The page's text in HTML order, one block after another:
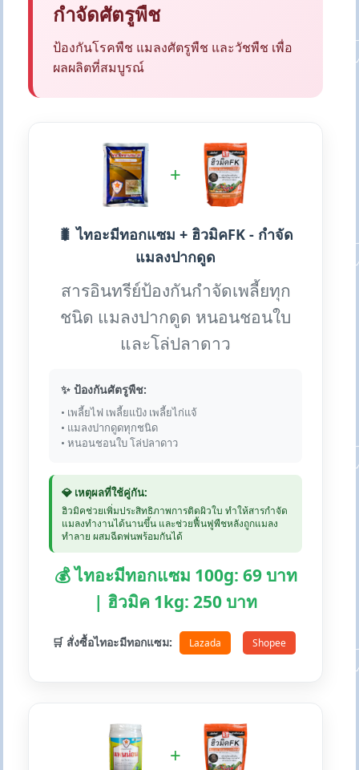
กำจัดศัตรูพืช
ป้องกันโรคพืช แมลงศัตรูพืช และวัชพืช เพื่อ
ผลผลิตที่สมบูรณ์
+
🐛 ไทอะมีทอกแซม + ฮิวมิคFK - กำจัด
แมลงปากดูด
สารอินทรีย์ป้องกันกำจัดเพลี้ยทุก
ชนิด แมลงปากดูด หนอนชอนใบ
และโล่ปลาดาว
✨ ป้องกันศัตรูพืช:
• เพลี้ยไฟ เพลี้ยแป้ง เพลี้ยไก่แจ้
• แมลงปากดูดทุกชนิด
• หนอนชอนใบ โล่ปลาดาว
💎 เหตุผลที่ใช้คู่กัน:
ฮิวมิคช่วยเพิ่มประสิทธิภาพการติดผิวใบ ทำให้สารกำจัด
แมลงทำงานได้นานขึ้น และช่วยฟื้นฟูพืชหลังถูกแมลง
ทำลาย ผสมฉีดพ่นพร้อมกันได้
💰 ไทอะมีทอกแซม 100g: 69 บาท
| ฮิวมิค 1kg: 250 บาท
🛒 สั่งซื้อไทอะมีทอกแซม: Lazada Shopee
+